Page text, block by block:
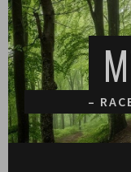
Spring
naar
inhoud
–